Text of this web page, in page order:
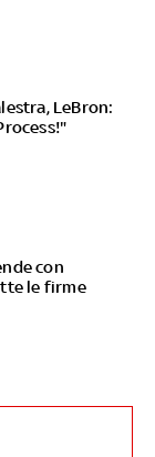
LeBron:
con
le firme